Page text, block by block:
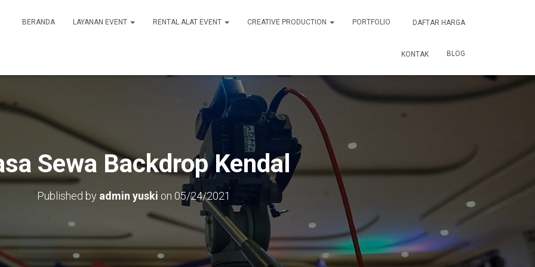
BERANDA LAYANAN EVENT RENTAL ALAT EVENT CREATIVE PRODUCTION PORTFOLIO DAFTAR HARGA
KONTAK BLOG
Sewa Backdrop Kendal
Published by admin yuski on 05/24/2021